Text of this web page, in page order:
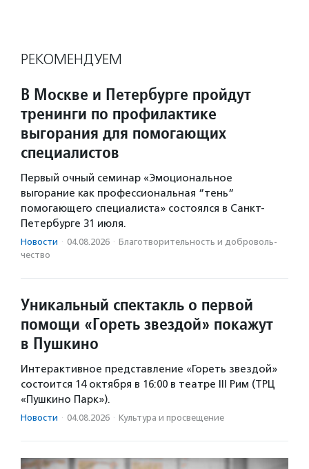
РЕКОМЕНДУЕМ
В Москве и Петербурге пройдут
тренинги по профилактике
выгорания для помогающих
специалистов
Первый очный семинар «Эмоциональное
выгорание как профессиональная “тень“
помогающего специалиста» состоялся в Санкт-
Петербурге 31 июля.
Новости · 04.08.2026 · Благотвори­тель­ность и доброволь­
чест­во
Уникальный спектакль о первой
помощи «Гореть звездой» покажут
в Пушкино
Интерактивное представление «Гореть звездой»
состоится 14 октября в 16:00 в театре III Рим (ТРЦ
«Пушкино Парк»).
Новости · 04.08.2026 · Культура и просвещение